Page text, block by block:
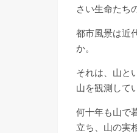
さい生命たち
都市風景は近
か。
それは、山と
山を観測して
何十年も山で
立ち、山の実